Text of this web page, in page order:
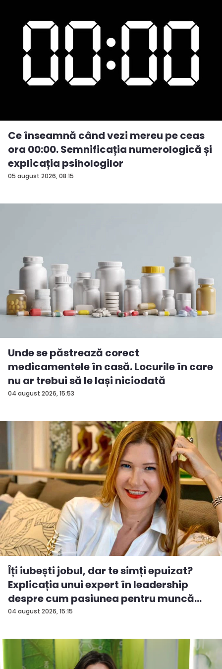
05 august 2026, 08:15
Ce înseamnă când vezi mereu pe ceas
ora 00:00. Semnificația numerologică și
explicația psihologilor
04 august 2026, 15:53
Unde se păstrează corect
medicamentele în casă. Locurile în care
nu ar trebui să le lași niciodată
04 august 2026, 15:15
Îți iubești jobul, dar te simți epuizat?
Explicația unui expert în leadership
despre cum pasiunea pentru muncă
po...